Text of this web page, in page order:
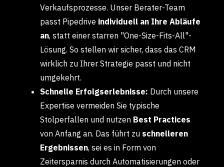
Verkaufsprozesse. Unser Berater-Team
passt Pipedrive individuell an Ihre Abläufe
an, statt einer starren "One-Size-Fits-All"-
Lösung. So stellen wir sicher, dass das CRM
wirklich zu Ihrer Strategie passt und nicht
umgekehrt.
Schnelle Erfolgserlebnisse: Durch unsere
Expertise vermeiden Sie typische
Stolperfallen und nutzen Best Practices
von Anfang an. Das führt zu schnelleren
Ergebnissen, sei es in Form von
Zeitersparnis durch Automatisierungen oder